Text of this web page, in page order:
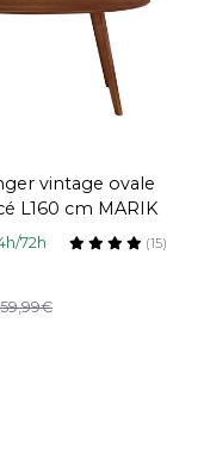
vintage ovale
L160 cm MARIK
72h (15)